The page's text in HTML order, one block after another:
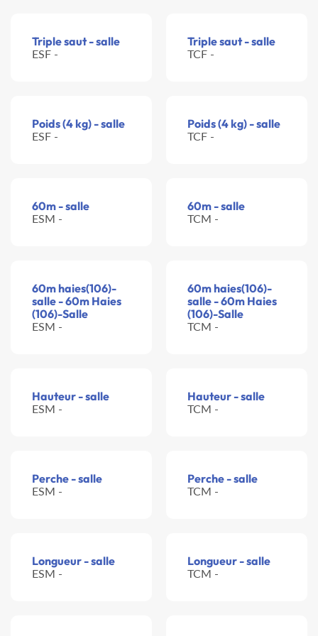
Triple saut - salle
ESF -
Triple saut - salle
TCF -
Poids (4 kg) - salle
ESF -
Poids (4 kg) - salle
TCF -
60m - salle
ESM -
60m - salle
TCM -
60m haies(106)-
salle - 60m Haies
(106)-Salle
ESM -
60m haies(106)-
salle - 60m Haies
(106)-Salle
TCM -
Hauteur - salle
ESM -
Hauteur - salle
TCM -
Perche - salle
ESM -
Perche - salle
TCM -
Longueur - salle
ESM -
Longueur - salle
TCM -